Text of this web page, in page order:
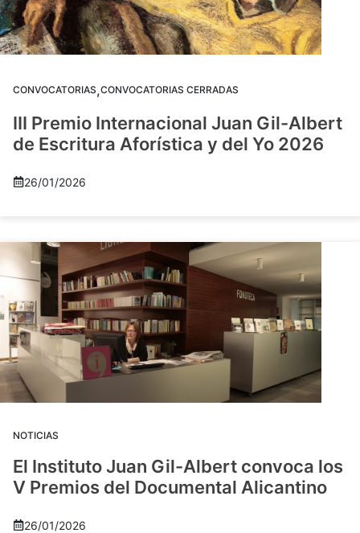
CONVOCATORIAS,CONVOCATORIAS CERRADAS
III Premio Internacional Juan Gil-Albert
de Escritura Aforística y del Yo 2026
26/01/2026
NOTICIAS
El Instituto Juan Gil-Albert convoca los
V Premios del Documental Alicantino
26/01/2026